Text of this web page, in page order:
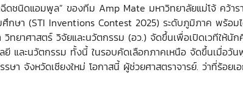
นิดแอมพูล” ของทีม Amp Mate มหาวิทยาลัยแม่โจ้ คว้ารา
ศึกษา (STI Inventions Contest 2025) ระดับภูมิภาค พร้อ
ทยาศาสตร์ วิจัยและนวัตกรรม (อว.) จัดขึ้นเพื่อเปิดเวทีให้
ยี และนวัตกรรม ทั้งนี้ ในรอบคัดเลือกภาคเหนือ จัดขึ้นเมื่
ษา จังหวัดเชียงใหม่ โอกาสนี้ ผู้ช่วยศาสตราจารย์. ว่าที่ร้อย